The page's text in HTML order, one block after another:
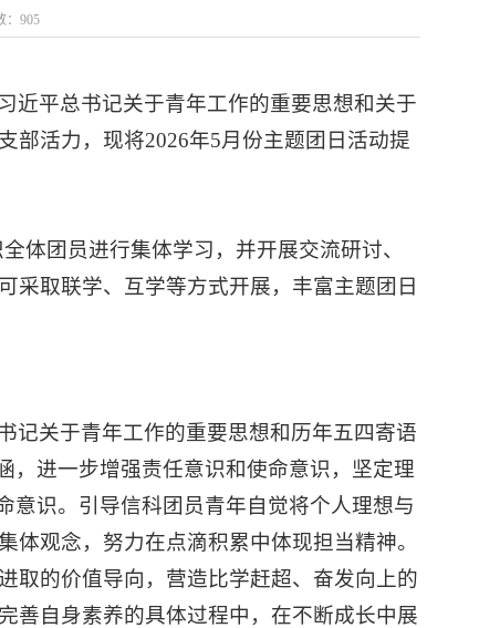
905
近平总书记关于青年工作的重要思想和关于
部活力，现将2026年5月份主题团日活动提
体团员进行集体学习，并开展交流研讨、
采取联学、互学等方式开展，丰富主题团日
记关于青年工作的重要思想和历年五四寄语
，进一步增强责任意识和使命意识，坚定理
意识。引导信科团员青年自觉将个人理想与
观念，努力在点滴积累中体现担当精神。
取的价值导向，营造比学赶超、奋发向上的
善自身素养的具体过程中，在不断成长中展